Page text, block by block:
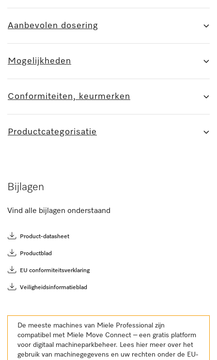
Aanbevolen dosering
Mogelijkheden
Conformiteiten, keurmerken
Productcategorisatie
Bijlagen
Vind alle bijlagen onderstaand
Product-datasheet
Productblad
EU conformiteitsverklaring
Veiligheidsinformatieblad
De meeste machines van Miele Professional zijn
compatibel met Miele Move Connect – een gratis platform
voor digitaal machineparkbeheer. Lees hier meer over het
gebruik van machinegegevens en uw rechten onder de EU-